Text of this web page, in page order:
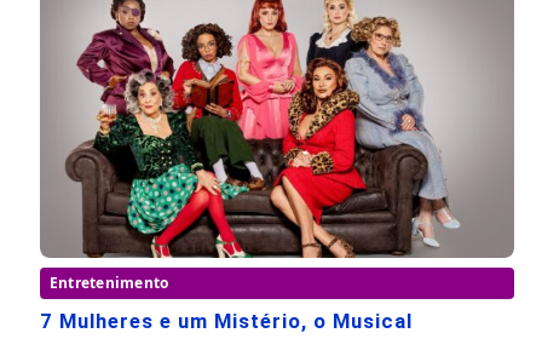
Entretenimento
7 Mulheres e um Mistério, o Musical